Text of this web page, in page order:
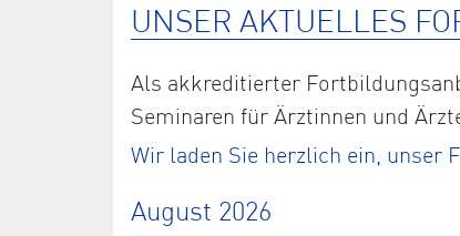
UNSER AKTUELLES
Als akkreditierter
Seminaren für Ärztinnen und
Wir laden Sie herzlich ein, unser
August 2026